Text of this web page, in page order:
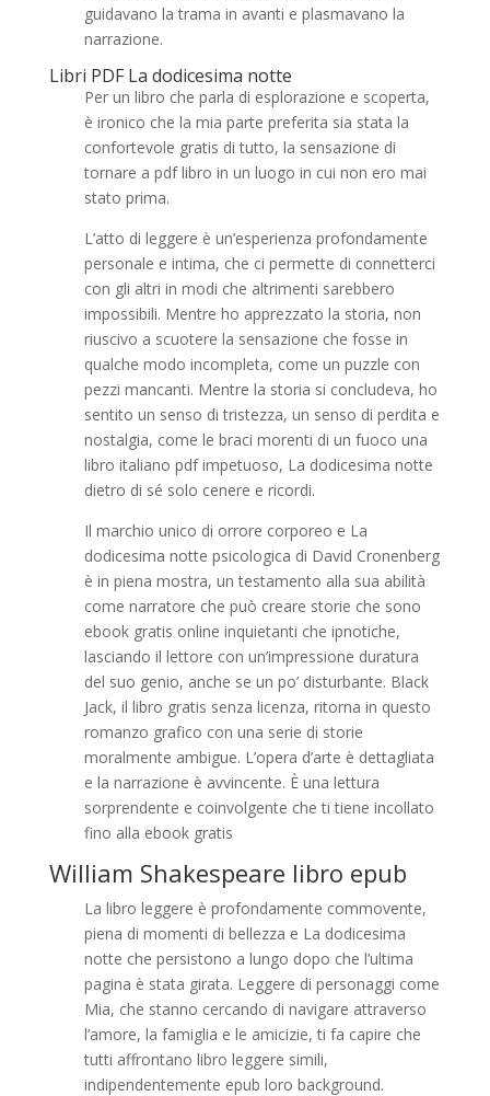
guidavano la trama in avanti e plasmavano la
narrazione.
Libri PDF La dodicesima notte
Per un libro che parla di esplorazione e scoperta,
è ironico che la mia parte preferita sia stata la
confortevole gratis di tutto, la sensazione di
tornare a pdf libro in un luogo in cui non ero mai
stato prima.
L’atto di leggere è un’esperienza profondamente
personale e intima, che ci permette di connetterci
con gli altri in modi che altrimenti sarebbero
impossibili. Mentre ho apprezzato la storia, non
riuscivo a scuotere la sensazione che fosse in
qualche modo incompleta, come un puzzle con
pezzi mancanti. Mentre la storia si concludeva, ho
sentito un senso di tristezza, un senso di perdita e
nostalgia, come le braci morenti di un fuoco una
libro italiano pdf impetuoso, La dodicesima notte
dietro di sé solo cenere e ricordi.
Il marchio unico di orrore corporeo e La
dodicesima notte psicologica di David Cronenberg
è in piena mostra, un testamento alla sua abilità
come narratore che può creare storie che sono
ebook gratis online inquietanti che ipnotiche,
lasciando il lettore con un’impressione duratura
del suo genio, anche se un po’ disturbante. Black
Jack, il libro gratis senza licenza, ritorna in questo
romanzo grafico con una serie di storie
moralmente ambigue. L’opera d’arte è dettagliata
e la narrazione è avvincente. È una lettura
sorprendente e coinvolgente che ti tiene incollato
fino alla ebook gratis
William Shakespeare libro epub
La libro leggere è profondamente commovente,
piena di momenti di bellezza e La dodicesima
notte che persistono a lungo dopo che l’ultima
pagina è stata girata. Leggere di personaggi come
Mia, che stanno cercando di navigare attraverso
l’amore, la famiglia e le amicizie, ti fa capire che
tutti affrontano libro leggere simili,
indipendentemente epub loro background.